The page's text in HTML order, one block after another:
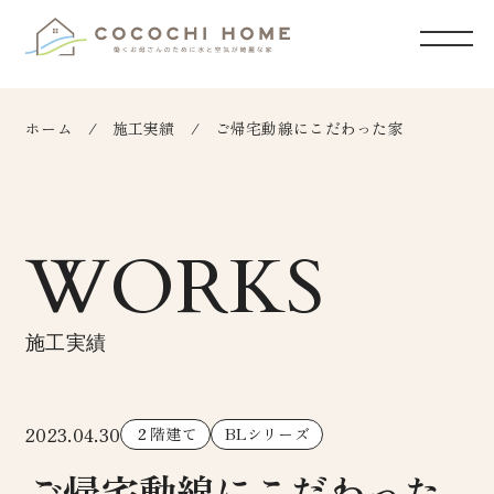
ホーム 施工実績 ご帰宅動線にこだわった家
WORKS
施工実績
2023.04.30 ２階建て BLシリーズ